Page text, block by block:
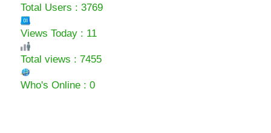
Total Users : 3769
Views Today : 11
Total views : 7455
Who's Online : 0